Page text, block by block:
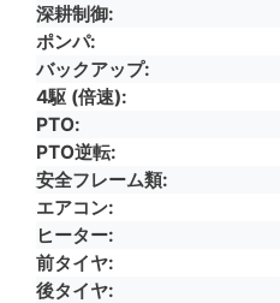
深耕制御
ポンパ
バックアップ
4駆 (倍速)
PTO
PTO逆転
安全フレーム類
エアコン
ヒーター
前タイヤ
後タイヤ